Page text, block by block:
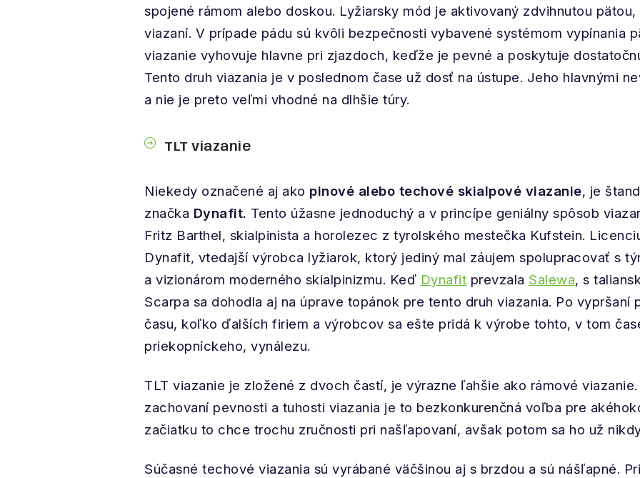
spojené rámom alebo doskou. Lyžiarsky mód je aktivovaný zdvihnutou
viazaní. V prípade pádu sú kvôli bezpečnosti vybavené systémom vypínania
viazanie vyhovuje hlavne pri zjazdoch, keďže je pevné a poskytuje
Tento druh viazania je v poslednom čase už dosť na ústupe. Jeho hlavnými
a nie je preto veľmi vhodné na dlhšie túry.
TLT viazanie
Niekedy označené aj ako pinové alebo techové skialpové viazanie, je
značka Dynafit. Tento úžasne jednoduchý a v princípe geniálny spôsob
Fritz Barthel, skialpinista a horolezec z tyrolského mestečka Kufstein.
Dynafit, vtedajší výrobca lyžiarok, ktorý jediný mal záujem spolupracovať s
a vizionárom moderného skialpinizmu. Keď Dynafit prevzala Salewa, s
Scarpa sa dohodla aj na úprave topánok pre tento druh viazania. Po vypršaní
času, koľko ďalších firiem a výrobcov sa ešte pridá k výrobe tohto, v tom
priekopníckeho, vynálezu.
TLT viazanie je zložené z dvoch častí, je výrazne ľahšie ako rámové
zachovaní pevnosti a tuhosti viazania je to bezkonkurenčná voľba pre
začiatku to chce trochu zručnosti pri našľapovaní, avšak potom sa ho už
Súčasné techové viazania sú vyrábané väčšinou aj s brzdou a sú nášľapné.